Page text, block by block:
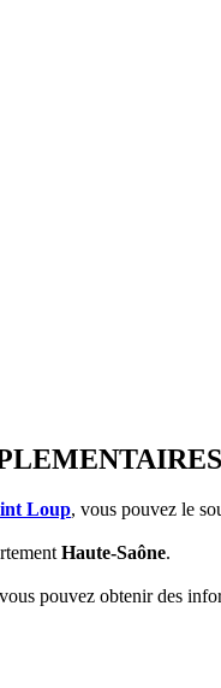
Loup, vous pouvez le
Haute-Saône.
pouvez obtenir des